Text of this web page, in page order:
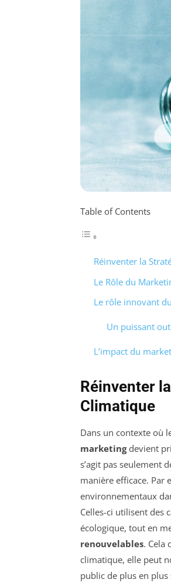
Table of Contents
Réinventer la
Le Rôle du
Le rôle innovant
Un puissant
L’impact du
Réinventer
Climatique
Dans un contexte où
marketingdevient
s’agit pas seulement
manière efficace. Par
environnementaux
Celles-ci utilisent des
écologique, tout en
renouvelables. Cela
climatique, elle peut
public de plus en